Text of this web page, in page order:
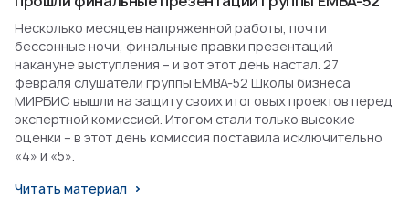
Несколько месяцев напряженной работы, почти
бессонные ночи, финальные правки презентаций
накануне выступления – и вот этот день настал. 27
февраля слушатели группы EMBA-52 Школы бизнеса
МИРБИС вышли на защиту своих итоговых проектов перед
экспертной комиссией. Итогом стали только высокие
оценки – в этот день комиссия поставила исключительно
«4» и «5».
Читать материал